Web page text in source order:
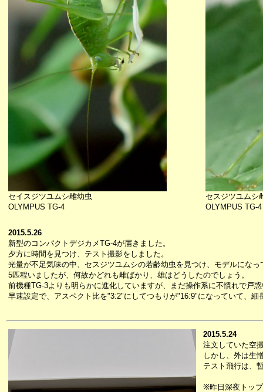
セイスジツユムシ雌幼虫
OLYMPUS TG-4
セスジツユムシ
OLYMPUS TG-4
2015.5.26
新型のコンパクトデジカメTG-4が届きました。
夕方に時間を見つけ、テスト撮影をしました。
光量が不足気味の中、セスジツユムシの若齢幼虫を見つけ、モデルになっ
5匹程いましたが、何故かどれも雌ばかり、雄はどうしたのでしょう。
前機種TG-3よりも明らかに進化していますが、まだ操作系に不慣れで戸
早速設定で、アスペクト比を"3:2"にしてつもりが"16:9"になっていて、細
2015.5.24
注文していた空
しかし、外は生
テスト飛行は、
※昨日深夜トッ